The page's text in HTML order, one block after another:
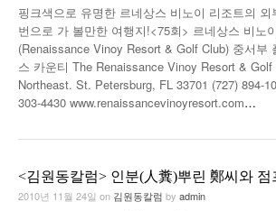
동포
칼럼
발행인칼럼
김명열칼럼
김원동칼럼
건강
본보특집
독자광장
인근여행지
인터뷰/탐방
핑크색으로 유명한 르네상스 비노이 리조트의
번으로 가 볼만한 여행지!<75회> 르네상스 비노
(Renaissance Vinoy Resort & Golf Club) 중서부
스 카운티 The Renaissance Vinoy Resort &
Northeast. St. Petersburg, FL 33701 (727) 894-
303-4430 www.renaissancevinoyresort.com…
<김원동칼럼> 인분(人糞)뿌린 鄭씨와 점
2010년 11월 24일 on 김원동칼럼 by admin